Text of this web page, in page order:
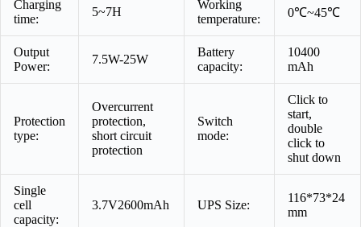
Charging
time:
5~7H
Working
temperature:
0℃~45℃
Output
Power:
7.5W-25W
Battery
capacity:
10400
mAh
Protection
type:
Overcurrent
protection,
short circuit
protection
Switch
mode:
Click to
start,
double
click to
shut down
Single
cell
capacity:
3.7V2600mAh UPS Size:
116*73*24
mm